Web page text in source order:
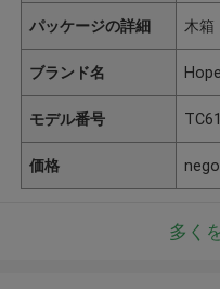
パッケージの詳細 木箱
ブランド名
モデル番号
価格
多く